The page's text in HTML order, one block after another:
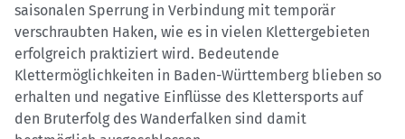
saisonalen Sperrung in Verbindung mit temporär
verschraubten Haken, wie es in vielen Klettergebieten
erfolgreich praktiziert wird. Bedeutende
Klettermöglichkeiten in Baden-Württemberg blieben so
erhalten und negative Einflüsse des Klettersports auf
den Bruterfolg des Wanderfalken sind damit